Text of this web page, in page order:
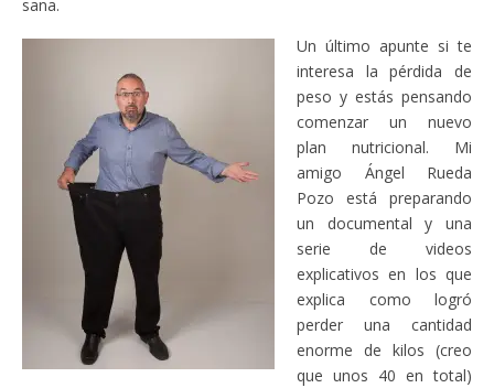
sana.
Un último apunte si te
interesa la pérdida de
peso y estás pensando
comenzar un nuevo
plan nutricional. Mi
amigo Ángel Rueda
Pozo está preparando
un documental y una
serie de videos
explicativos en los que
explica como logró
perder una cantidad
enorme de kilos (creo
que unos 40 en total)